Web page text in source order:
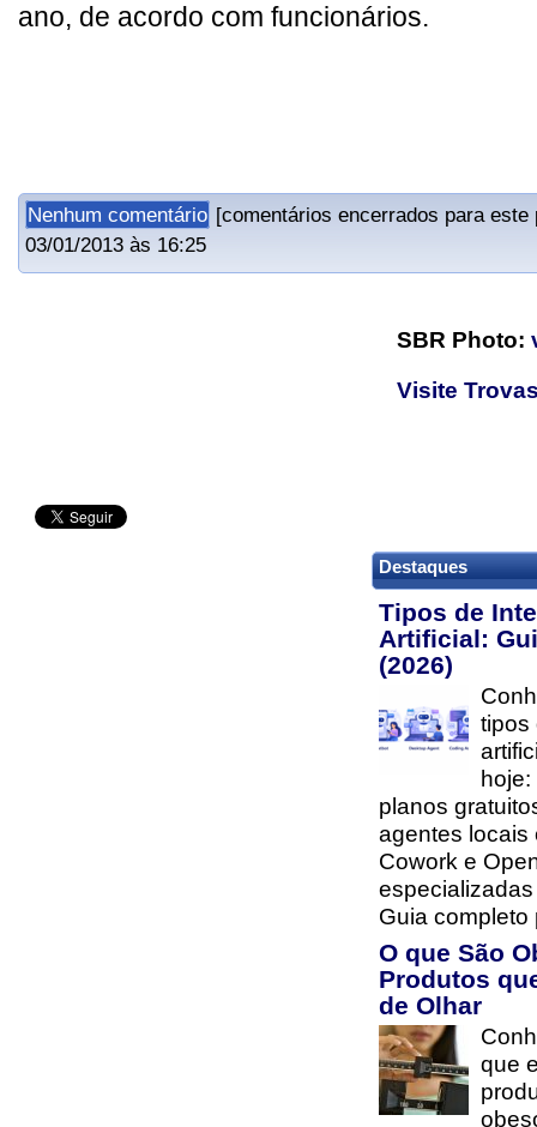
ano, de acordo com funcionários.
Nenhum comentário [comentários encerrados para
03/01/2013 às 16:25
SBR Photo:
Visite
Destaques
Tipos de
Artificial:
(2026)
tipos
planos
agentes locais
Cowork e
Guia completo
O que São
Produtos
de Olhar
que